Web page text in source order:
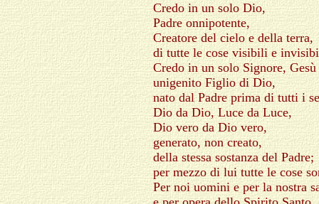
Credo in un solo Dio,
Padre onnipotente,
Creatore del cielo e della terra,
di tutte le cose visibili e
Credo in un solo Signore,
unigenito Figlio di Dio,
nato dal Padre prima di tutti i
Dio da Dio, Luce da Luce,
Dio vero da Dio vero,
generato, non creato,
della stessa sostanza del Padre;
per mezzo di lui tutte le cose
Per noi uomini e per la nostra